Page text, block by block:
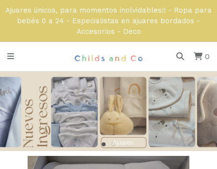
Ajuares únicos, para momentos inolvidables!! - Ropa para
bebés 0 a 24 - Especialistas en ajuares bordados -
Accesorios - Deco
0